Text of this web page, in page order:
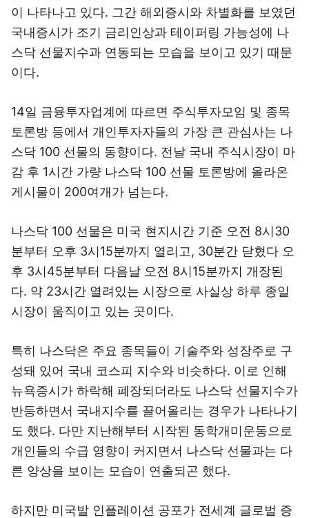
이 나타나고 있다. 그간 해외증시와 차별화를 보였던
국내증시가 조기 금리인상과 테이퍼링 가능성에 나
스닥 선물지수과 연동되는 모습을 보이고 있기 때문
이다.
14일 금융투자업계에 따르면 주식투자모임 및 종목
토론방 등에서 개인투자자들의 가장 큰 관심사는 나
스닥 100 선물의 동향이다. 전날 국내 주식시장이 마
감 후 1시간 가량 나스닥 100 선물 토론방에 올라온
게시물이 200여개가 넘는다.
나스닥 100 선물은 미국 현지시간 기준 오전 8시30
분부터 오후 3시15분까지 열리고, 30분간 닫혔다 오
후 3시45분부터 다음날 오전 8시15분까지 개장된
다. 약 23시간 열려있는 시장으로 사실상 하루 종일
시장이 움직이고 있는 곳이다.
특히 나스닥은 주요 종목들이 기술주와 성장주로 구
성돼 있어 국내 코스피 지수와 비슷하다. 이로 인해
뉴욕증시가 하락해 폐장되더라도 나스닥 선물지수가
반등하면서 국내지수를 끌어올리는 경우가 나타나기
도 했다. 다만 지난해부터 시작된 동학개미운동으로
개인들의 수급 영향이 커지면서 나스닥 선물과는 다
른 양상을 보이는 모습이 연출되곤 했다.
하지만 미국발 인플레이션 공포가 전세계 글로벌 증